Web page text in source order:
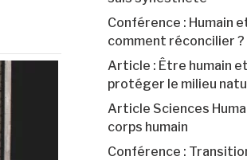
Conférence : Humain
comment réconcilier ?
Article : Être humain et
protéger le milieu
Article Sciences
corps humain
Conférence :